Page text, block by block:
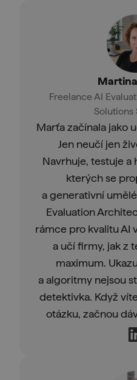
Freelance AI
Solutions
Marťa začínala jako
Jen neučí jen
Navrhuje, testuje a
kterých se
a generativní
Evaluation
rámce pro kvalitu AI
a učí firmy, jak z
maximum.
a algoritmy nejsou
detektivka. Když
otázku, začnou